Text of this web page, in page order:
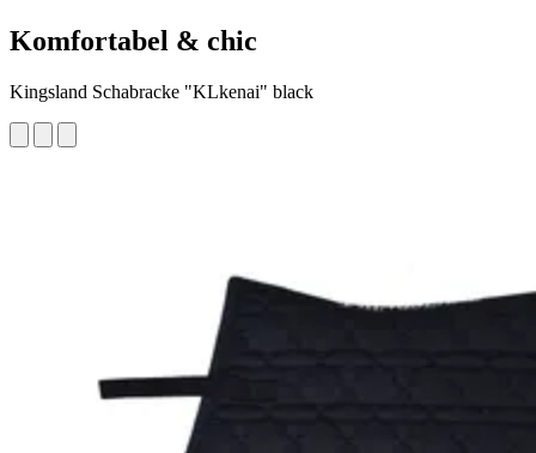
Komfortabel & chic
Kingsland Schabracke "KLkenai" black